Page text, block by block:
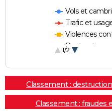
Vols et
Trafic et
Violences
Destructions
1/2
Classement :
Classement : fraudes